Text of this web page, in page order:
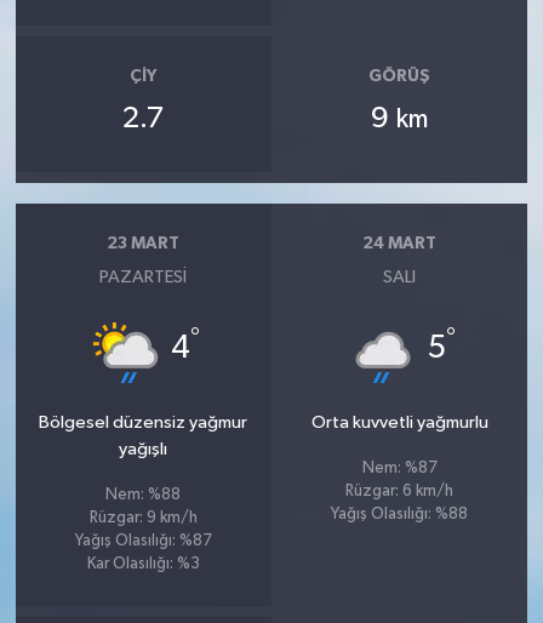
ÇIY
2.7
GÖRÜŞ
9 km
23 MART
PAZARTESI
4°
Bölgesel düzensiz yağmur
yağışlı
Nem: %88
Rüzgar: 9 km/h
Yağış Olasılığı: %87
Kar Olasılığı: %3
24 MART
SALI
5°
Orta kuvvetli yağmurlu
Nem: %87
Rüzgar: 6 km/h
Yağış Olasılığı: %88